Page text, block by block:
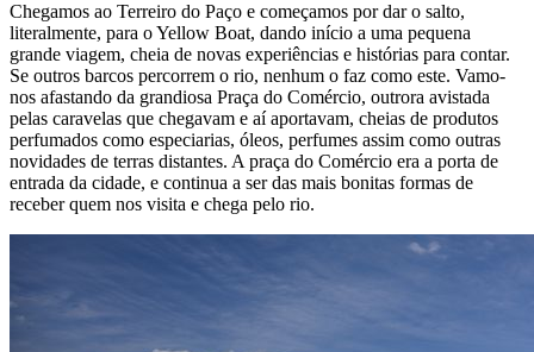
Chegamos ao Terreiro do Paço e começamos por dar o salto,
literalmente, para o Yellow Boat, dando início a uma pequena
grande viagem, cheia de novas experiências e histórias para contar.
Se outros barcos percorrem o rio, nenhum o faz como este. Vamo-
nos afastando da grandiosa Praça do Comércio, outrora avistada
pelas caravelas que chegavam e aí aportavam, cheias de produtos
perfumados como especiarias, óleos, perfumes assim como outras
novidades de terras distantes. A praça do Comércio era a porta de
entrada da cidade, e continua a ser das mais bonitas formas de
receber quem nos visita e chega pelo rio.